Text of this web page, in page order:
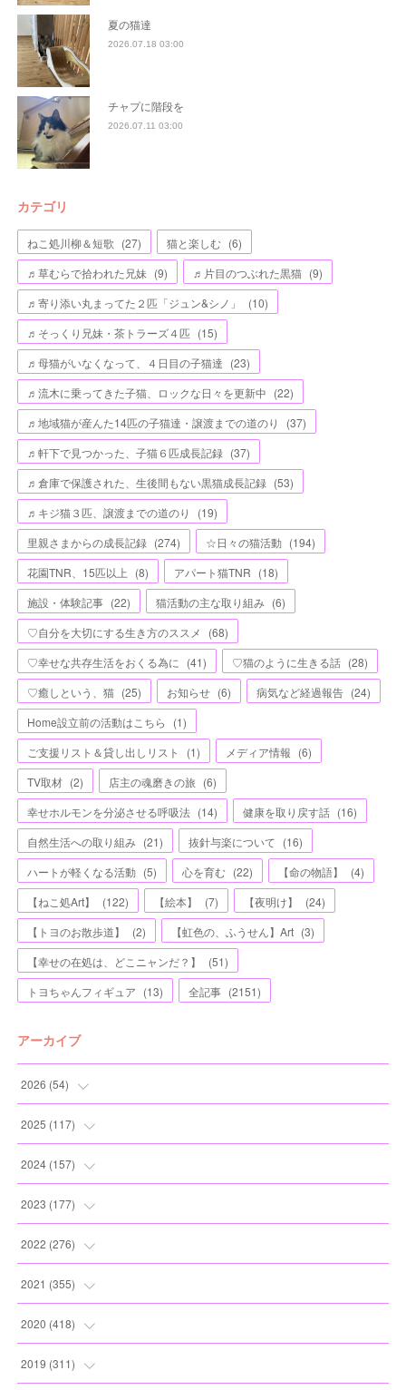
夏の猫達
2026.07.18 03:00
チャプに階段を
2026.07.11 03:00
カテゴリ
ねこ処川柳＆短歌 (27) 猫と楽しむ (6)
♬草むらで拾われた兄妹 (9) ♬片目のつぶれた黒猫 (9)
♬寄り添い丸まってた２匹「ジュン&シノ」
(10)
♬そっくり兄妹・茶トラーズ４匹 (15)
♬母猫がいなくなって、４日目の子猫達 (23)
♬流木に乗ってきた子猫、ロックな日々を更新中 (22)
♬地域猫が産んた14匹の子猫達・譲渡までの道のり
(37)
♬軒下で見つかった、子猫６匹成長記録 (37)
♬倉庫で保護された、生後間もない黒猫成長記録 (53)
♬キジ猫３匹、譲渡までの道のり
(19)
里親さまからの成長記録 (274) ☆日々の猫活動 (194)
花園TNR、15匹以上 (8) アパート猫TNR (18)
施設・体験記事 (22) 猫活動の主な取り組み (6)
♡自分を大切にする生き方のススメ
(68)
♡幸せな共存生活をおくる為に (41) ♡猫のように生きる話 (28)
♡癒しという、猫 (25) お知らせ (6) 病気など経過報告 (24)
Home設立前の活動はこちら
(1)
ご支援リスト＆貸し出しリスト
(1) メディア情報 (6)
TV取材 (2) 店主の魂磨きの旅 (6)
幸せホルモンを分泌させる呼吸法 (14) 健康を取り戻す話 (16)
自然生活への取り組み (21) 抜針与楽について (16)
ハートが軽くなる活動 (5) 心を育む (22) 【命の物語】 (4)
【ねこ処Art】
(122) 【絵本】 (7) 【夜明け】 (24)
【トヨのお散歩道】
(2) 【虹色の、ふうせん】Art (3)
【幸せの在処は、どこニャンだ？】
(51)
トヨちゃんフィギュア (13) 全記事 (2151)
アーカイブ
2026 (54)
(2)
(5)
(7)
(11
2025 (117)
(11
(12
(12
(13
2024(157)
(13
(13
(10
(13
2023 (177)
(20
(10
(11
(13
2022 (276)
(17
(16
(21
2021 (355)
(19
(12
2020 (418)
(44
2019 (311)